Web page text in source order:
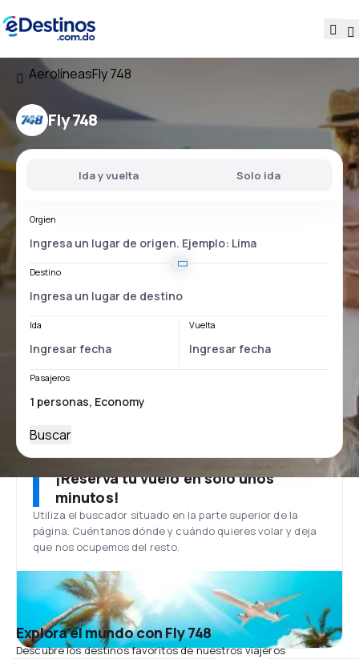
AerolíneasFly 748
Fly 748
Ida y vuelta Solo ida
Orgien
Destino
Ida Vuelta
Pasajeros
Buscar
¡Reserva tu vuelo en solo unos
minutos!
Utiliza el buscador situado en la parte superior de la
página. Cuéntanos dónde y cuándo quieres volar y deja
que nos ocupemos del resto.
Explora el mundo con Fly 748
Descubre los destinos favoritos de nuestros viajeros